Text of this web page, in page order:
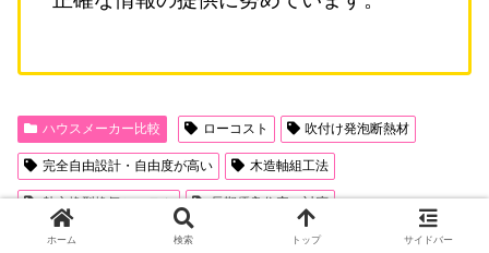
ハウスメーカー比較 ローコスト 吹付け発泡断熱材
完全自由設計・自由度が高い 木造軸組工法
熱交換型換気システム 長期優良住宅に対応
ホーム 検索 トップ サイドバー